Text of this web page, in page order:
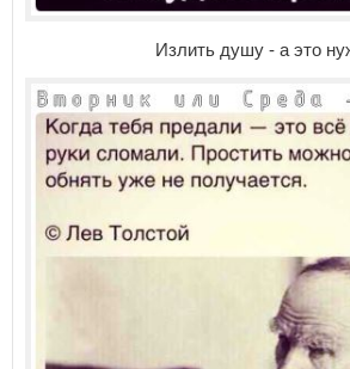
Излить душу - а это